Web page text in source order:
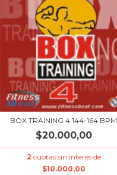
BOX TRAINING 4 144-164 BPM
$20.000,00
2 cuotas sin interés de
$10.000,00